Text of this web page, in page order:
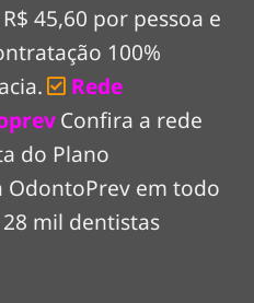
45,60 por pessoa e
100%
Rede
Confira a rede
do Plano
em todo
mil dentistas